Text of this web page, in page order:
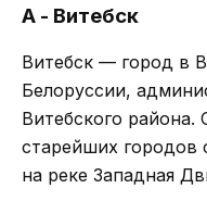
А - Витебск
Витебск — город в
Белоруссии,
Витебского района.
старейших городов
на реке Западная